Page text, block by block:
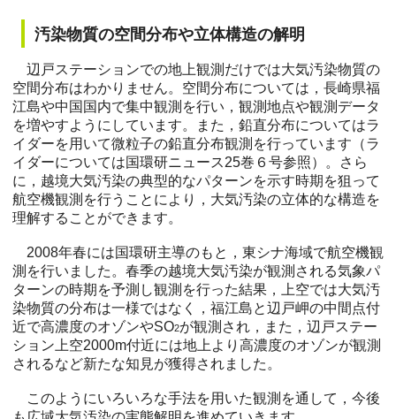
汚染物質の空間分布や立体構造の解明
辺戸ステーションでの地上観測だけでは大気汚染物質の
空間分布はわかりません。空間分布については，長崎県福
江島や中国国内で集中観測を行い，観測地点や観測データ
を増やすようにしています。また，鉛直分布についてはラ
イダーを用いて微粒子の鉛直分布観測を行っています（ラ
イダーについては国環研ニュース25巻６号参照）。さら
に，越境大気汚染の典型的なパターンを示す時期を狙って
航空機観測を行うことにより，大気汚染の立体的な構造を
理解することができます。
2008年春には国環研主導のもと，東シナ海域で航空機観
測を行いました。春季の越境大気汚染が観測される気象パ
ターンの時期を予測し観測を行った結果，上空では大気汚
染物質の分布は一様ではなく，福江島と辺戸岬の中間点付
近で高濃度のオゾンやSO2が観測され，また，辺戸ステー
ション上空2000m付近には地上より高濃度のオゾンが観測
されるなど新たな知見が獲得されました。
このようにいろいろな手法を用いた観測を通して，今後